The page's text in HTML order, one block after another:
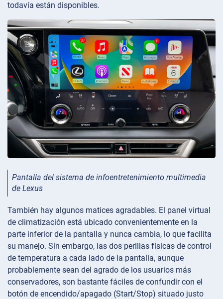
todavía están disponibles.
Pantalla del sistema de infoentretenimiento multimedia
de Lexus
También hay algunos matices agradables. El panel virtual
de climatización está ubicado convenientemente en la
parte inferior de la pantalla y nunca cambia, lo que facilita
su manejo. Sin embargo, las dos perillas físicas de control
de temperatura a cada lado de la pantalla, aunque
probablemente sean del agrado de los usuarios más
conservadores, son bastante fáciles de confundir con el
botón de encendido/apagado (Start/Stop) situado justo